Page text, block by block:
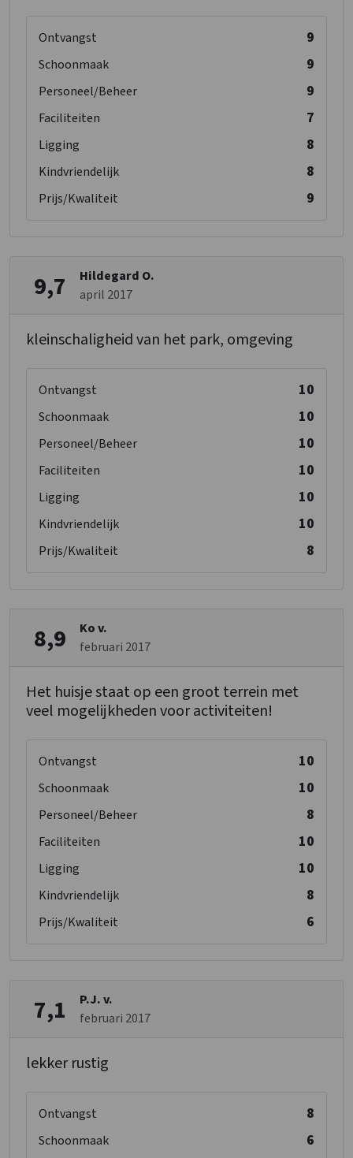
Ontvangst 9
Schoonmaak 9
Personeel/Beheer 9
Faciliteiten 7
Ligging 8
Kindvriendelijk 8
Prijs/Kwaliteit 9
9,7
Hildegard O.
april 2017
kleinschaligheid van het park, omgeving
Ontvangst 10
Schoonmaak 10
Personeel/Beheer 10
Faciliteiten 10
Ligging 10
Kindvriendelijk 10
Prijs/Kwaliteit 8
8,9
Ko v.
februari 2017
Het huisje staat op een groot terrein met
veel mogelijkheden voor activiteiten!
Ontvangst 10
Schoonmaak 10
Personeel/Beheer 8
Faciliteiten 10
Ligging 10
Kindvriendelijk 8
Prijs/Kwaliteit 6
7,1
P.J. v.
februari 2017
lekker rustig
Ontvangst 8
Schoonmaak 6